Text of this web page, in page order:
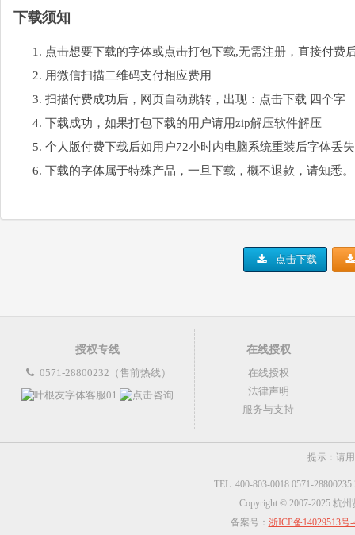
下载须知
点击想要下载的字体或点击打包下载,无需注册，直接付费
用微信扫描二维码支付相应费用
扫描付费成功后，网页自动跳转，出现：点击下载 四个字
下载成功，如果打包下载的用户请用zip解压软件解压
个人版付费下载后如用户72小时内电脑系统重装后字体丢
下载的字体属于特殊产品，一旦下载，概不退款，请知悉。
点击下载
授权专线
0571-28800232（售前热线）
在线授权
在线授权
法律声明
服务与支持
提示：请
TEL: 400-803-0018 0571-
Copyright © 2007-2025 杭
备案号： 浙ICP备14029513号-